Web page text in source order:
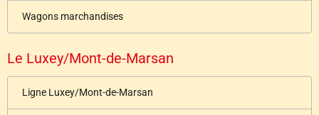
Wagons marchandises
Le Luxey/Mont-de-Marsan
Ligne Luxey/Mont-de-Marsan